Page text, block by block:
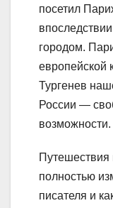
посетил
городом.
европейской
Тургенев
России —
возможности.
полностью
писателя и